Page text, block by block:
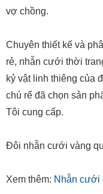
vợ chồng.
Chuyên thiết kế và
rẻ, nhẫn cưới thời
kỷ vật linh thiêng của
chú rể đã chọn sản
Tôi cung cấp.
Đôi nhẫn cưới vàng
Xem thêm: Nhẫn cưới